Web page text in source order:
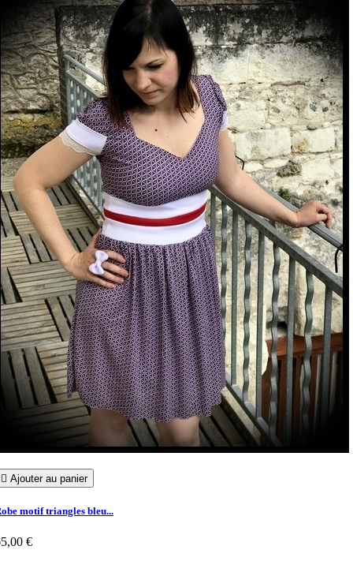
 Ajouter au panier
motif triangles bleu...
€